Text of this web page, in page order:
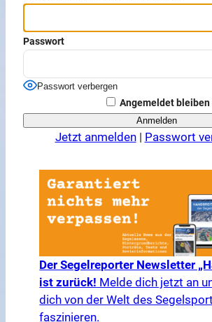
Passwort
Passwort verbergen
Angemeldet bleiben
Jetzt anmelden| Passwort
Der Segelreporter Newsletter
ist zurück! Melde dich jetzt an
dich von der Welt des
faszinieren.